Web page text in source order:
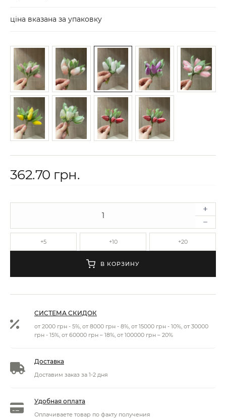
ціна вказана за упаковку
362.70 грн.
+5 +10 +20
В КОРЗИНУ
СИСТЕМА СКИДОК
от 2000 грн - 5%, от 8000 грн - 8%, от 15000 грн - 10%, от 30000
грн - 15%, от 60000 грн – 18%, от 100000 грн – 20%
Доставка
Доставим заказ за 1-2 дня
Удобная оплата
Оплачиваете товар по факту получения